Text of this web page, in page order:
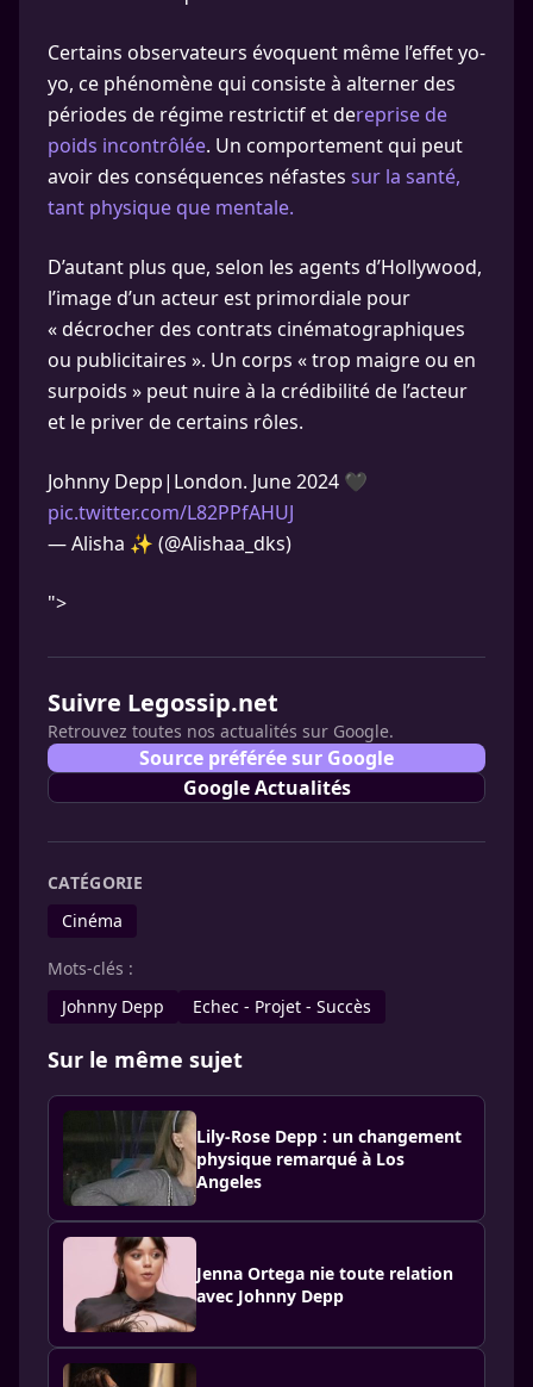
Certains observateurs évoquent même l’effet yo-
yo, ce phénomène qui consiste à alterner des
périodes de régime restrictif et dereprise de
poids incontrôlée. Un comportement qui peut
avoir des conséquences néfastes sur la santé,
tant physique que mentale.
D’autant plus que, selon les agents d’Hollywood,
l’image d’un acteur est primordiale pour
« décrocher des contrats cinématographiques
ou publicitaires ». Un corps « trop maigre ou en
surpoids » peut nuire à la crédibilité de l’acteur
et le priver de certains rôles.
Johnny Depp|London. June 2024 🖤
pic.twitter.com/L82PPfAHUJ
— Alisha ✨️ (@Alishaa_dks)
">
Suivre Legossip.net
Retrouvez toutes nos actualités sur Google.
Source préférée sur Google
Google Actualités
CATÉGORIE
Cinéma
Mots-clés :
Johnny Depp
Echec - Projet - Succès
Sur le même sujet
Lily-Rose Depp : un changement
physique remarqué à Los
Angeles
Jenna Ortega nie toute relation
avec Johnny Depp